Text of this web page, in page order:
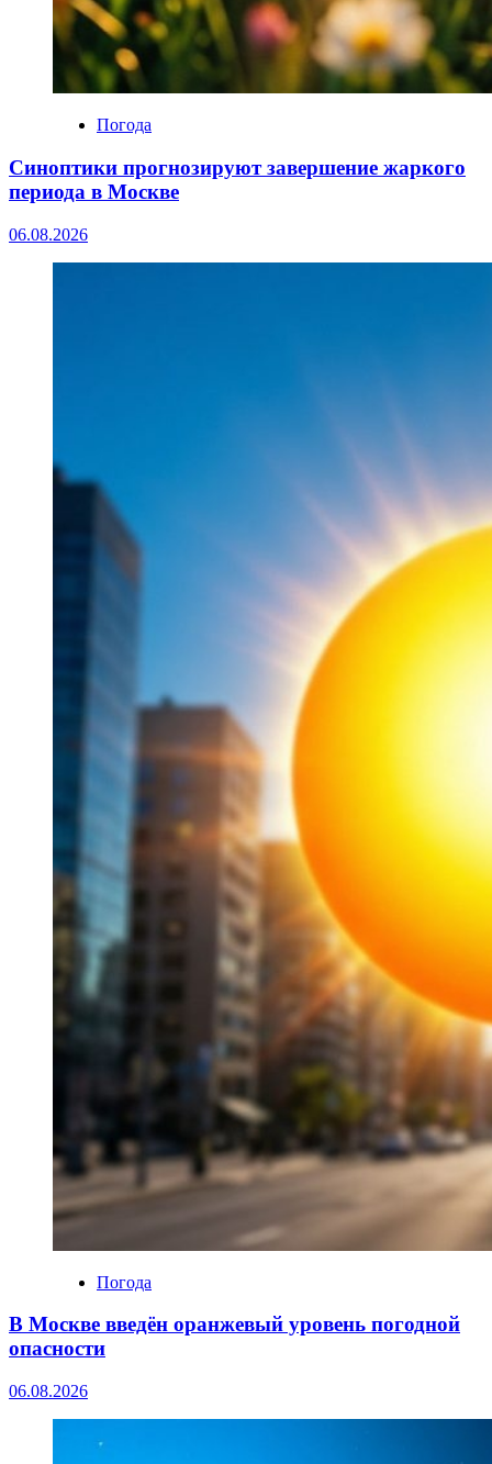
Погода
Синоптики прогнозируют завершение жаркого
периода в Москве
06.08.2026
Погода
В Москве введён оранжевый уровень погодной
опасности
06.08.2026